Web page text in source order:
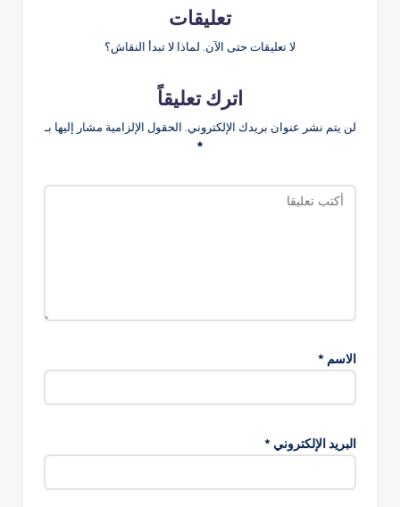
تعليقات
لا تعليقات حتى الآن. لماذا لا تبدأ النقاش؟
اترك تعليقاً
لن يتم نشر عنوان بريدك الإلكتروني. الحقول الإلزامية مشار إليها بـ
*
الاسم *
البريد الإلكتروني *